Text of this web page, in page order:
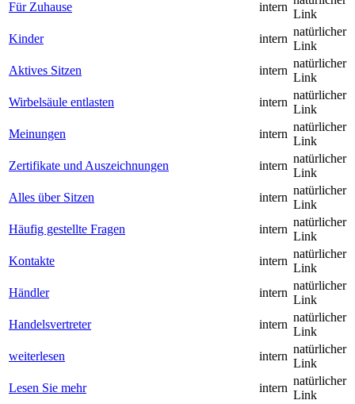
Für Zuhause
intern
Link
Kinder
intern
natürlicher
Link
Aktives Sitzen
intern
natürlicher
Link
Wirbelsäule entlasten
intern
natürlicher
Link
Meinungen
intern
natürlicher
Link
Zertifikate und Auszeichnungen
intern
natürlicher
Link
Alles über Sitzen
intern
natürlicher
Link
Häufig gestellte Fragen
intern
natürlicher
Link
Kontakte
intern
natürlicher
Link
Händler
intern
natürlicher
Link
Handelsvertreter
intern
natürlicher
Link
weiterlesen
intern
natürlicher
Link
Lesen Sie mehr
intern
natürlicher
Link